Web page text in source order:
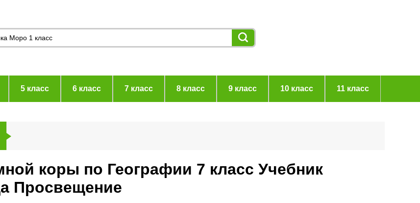
5 класс 6 класс 7 класс 8 класс 9 класс 10 класс 11 класс
коры по Географии 7 класс Учебник
Просвещение